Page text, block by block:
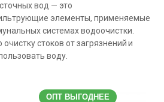
вод — это
элементы, применяемые
системах водоочистки.
стоков от загрязнений и
воду.
ОПТ ВЫГОДНЕЕ